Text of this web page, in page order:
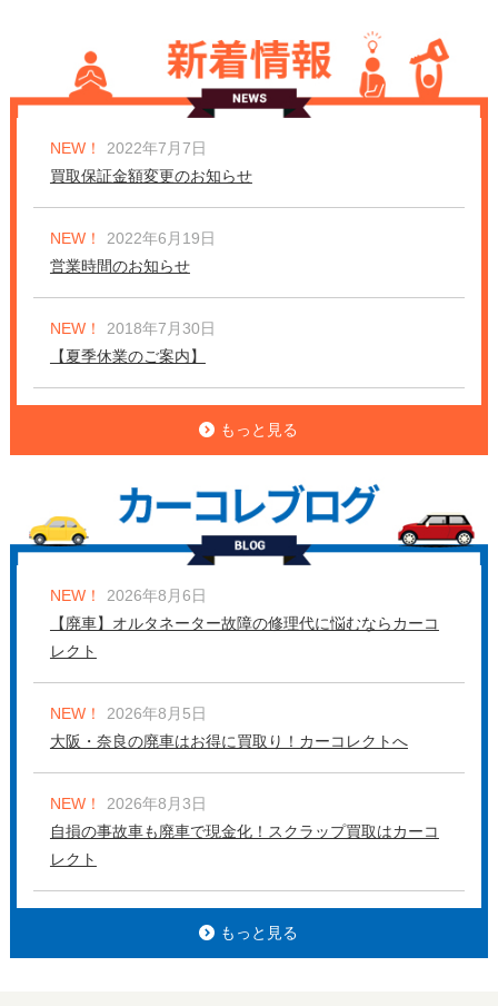
NEW！
2022年7月7日
買取保証金額変更のお知らせ
NEW！
2022年6月19日
営業時間のお知らせ
NEW！
2018年7月30日
【夏季休業のご案内】
もっと見る
NEW！
2026年8月6日
【廃車】オルタネーター故障の修理代に悩むならカーコ
レクト
NEW！
2026年8月5日
大阪・奈良の廃車はお得に買取り！カーコレクトへ
NEW！
2026年8月3日
自損の事故車も廃車で現金化！スクラップ買取はカーコ
レクト
もっと見る